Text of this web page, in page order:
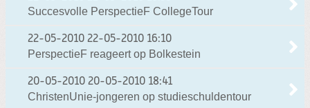
Succesvolle PerspectieF CollegeTour
22-05-2010 22-05-2010 16:10
PerspectieF reageert op Bolkestein
20-05-2010 20-05-2010 18:41
ChristenUnie-jongeren op studieschuldentour